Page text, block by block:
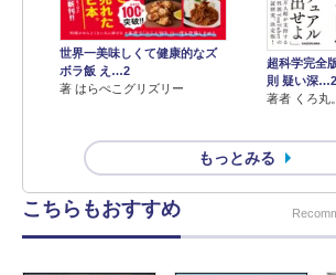
世界一美味しくて健康的なズ
ボラ飯 え…2
著 はらぺこグリズリー
超科学完全
則 疑い深…2
著者 くろ丸。
もっとみる
こちらもおすすめ